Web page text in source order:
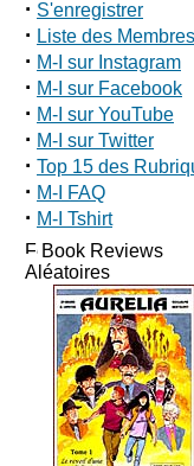
· S'enregistrer
· Liste des Membres
· M-I sur Instagram
· M-I sur Facebook
· M-I sur YouTube
· M-I sur Twitter
· Top 15 des
· M-I FAQ
· M-I Tshirt
Book Reviews
Aléatoires